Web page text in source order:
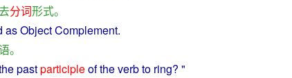
分词形式。
as ObjectComplement.
。
pastparticipleoftheverbto ring? "